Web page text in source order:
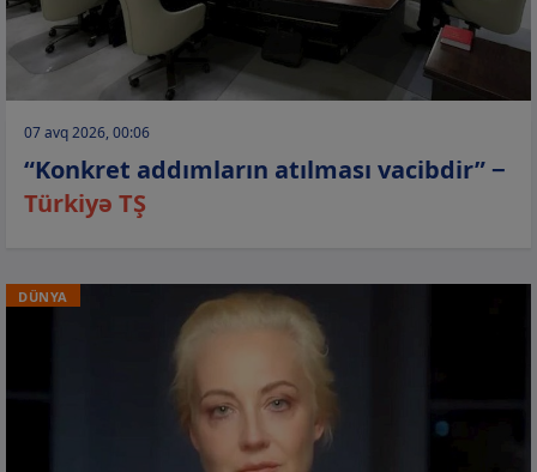
07 avq 2026, 00:06
“Konkret addımların atılması vacibdir” −
Türkiyə TŞ
DÜNYA